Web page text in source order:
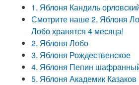
1. Яблоня Кандиль
Смотрите наше 2. Яблоня
Лобо хранятся 4 месяца!
2. Яблоня Лобо
3. Яблоня Рождественское
4. Яблоня Пепин
5. Яблоня Академик Казаков